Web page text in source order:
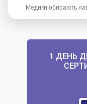
Медики обирають
1 ДЕНЬ